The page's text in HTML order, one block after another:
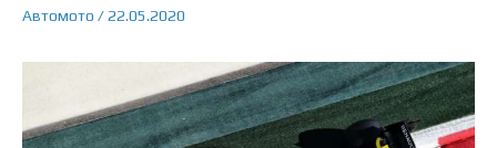
Автомото /22.05.2020